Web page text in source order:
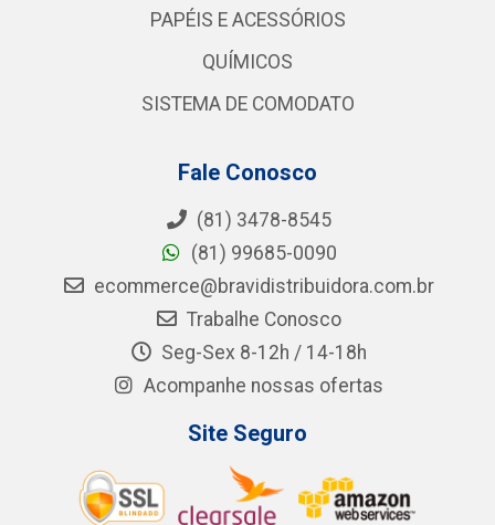
PAPÉIS E ACESSÓRIOS
QUÍMICOS
SISTEMA DE COMODATO
Fale Conosco
(81) 3478-8545
(81) 99685-0090
ecommerce@bravidistribuidora.com.br
Trabalhe Conosco
Seg-Sex 8-12h / 14-18h
Acompanhe nossas ofertas
Site Seguro